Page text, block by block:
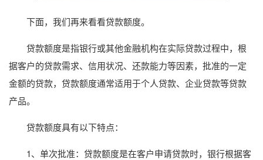
下面，我们再来看看贷款额度。
贷款额度是指银行或其他金融机构在实际贷款过程中，根
据客户的贷款需求、信用状况、还款能力等因素，批准的一定
金额的贷款，贷款额度通常适用于个人贷款、企业贷款等贷款
产品。
贷款额度具有以下特点：
1、单次批准：贷款额度是在客户申请贷款时，银行根据客